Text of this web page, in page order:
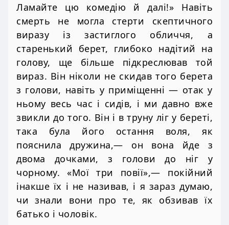
Ламайте цю комедію й далі!» Навіть
смерть не могла стерти скептичного
виразу із застиглого обличчя, а
старенький берет, глибоко надітий на
голову, ще більше підкреслював той
вираз. Він ніколи не скидав того берета
з голови, навіть у приміщенні — отак у
ньому весь час і сидів, і ми давно вже
звикли до того. Він і в труну ліг у береті,
така була його остання воля, як
пояснила дружина,— он вона йде з
двома дочками, з голови до ніг у
чорному. «Мої три повії»,— покійний
інакше їх і не називав, і я зараз думаю,
чи знали вони про те, як обзивав їх
батько і чоловік.